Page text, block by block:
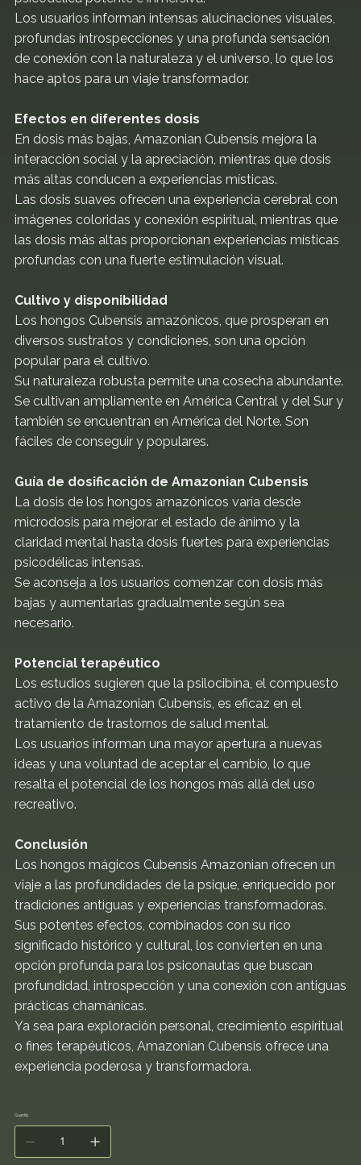
Los usuarios informan intensas alucinaciones visuales,
profundas introspecciones y una profunda sensación
de conexión con la naturaleza y el universo, lo que los
hace aptos para un viaje transformador.
Efectos en diferentes dosis
En dosis más bajas, Amazonian Cubensis mejora la
interacción social y la apreciación, mientras que dosis
más altas conducen a experiencias místicas.
Las dosis suaves ofrecen una experiencia cerebral con
imágenes coloridas y conexión espiritual, mientras que
las dosis más altas proporcionan experiencias místicas
profundas con una fuerte estimulación visual.
Cultivo y disponibilidad
Los hongos Cubensis amazónicos, que prosperan en
diversos sustratos y condiciones, son una opción
popular para el cultivo.
Su naturaleza robusta permite una cosecha abundante.
Se cultivan ampliamente en América Central y del Sur y
también se encuentran en América del Norte. Son
fáciles de conseguir y populares.
Guía de dosificación de Amazonian Cubensis
La dosis de los hongos amazónicos varía desde
microdosis para mejorar el estado de ánimo y la
claridad mental hasta dosis fuertes para experiencias
psicodélicas intensas.
Se aconseja a los usuarios comenzar con dosis más
bajas y aumentarlas gradualmente según sea
necesario.
Potencial terapéutico
Los estudios sugieren que la psilocibina, el compuesto
activo de la Amazonian Cubensis, es eficaz en el
tratamiento de trastornos de salud mental.
Los usuarios informan una mayor apertura a nuevas
ideas y una voluntad de aceptar el cambio, lo que
resalta el potencial de los hongos más allá del uso
recreativo.
Conclusión
Los hongos mágicos Cubensis Amazonian ofrecen un
viaje a las profundidades de la psique, enriquecido por
tradiciones antiguas y experiencias transformadoras.
Sus potentes efectos, combinados con su rico
significado histórico y cultural, los convierten en una
opción profunda para los psiconautas que buscan
profundidad, introspección y una conexión con antiguas
prácticas chamánicas.
Ya sea para exploración personal, crecimiento espiritual
o fines terapéuticos, Amazonian Cubensis ofrece una
experiencia poderosa y transformadora.
Quantity